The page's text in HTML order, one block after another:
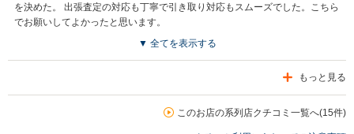
を決めた。 出張査定の対応も丁寧で引き取り対応もスムーズでした。こちら
でお願いしてよかったと思います。
▼ 全てを表示する
もっと見る
このお店の系列店クチコミ一覧へ(15件)